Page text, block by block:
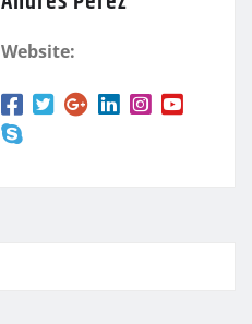
Website: